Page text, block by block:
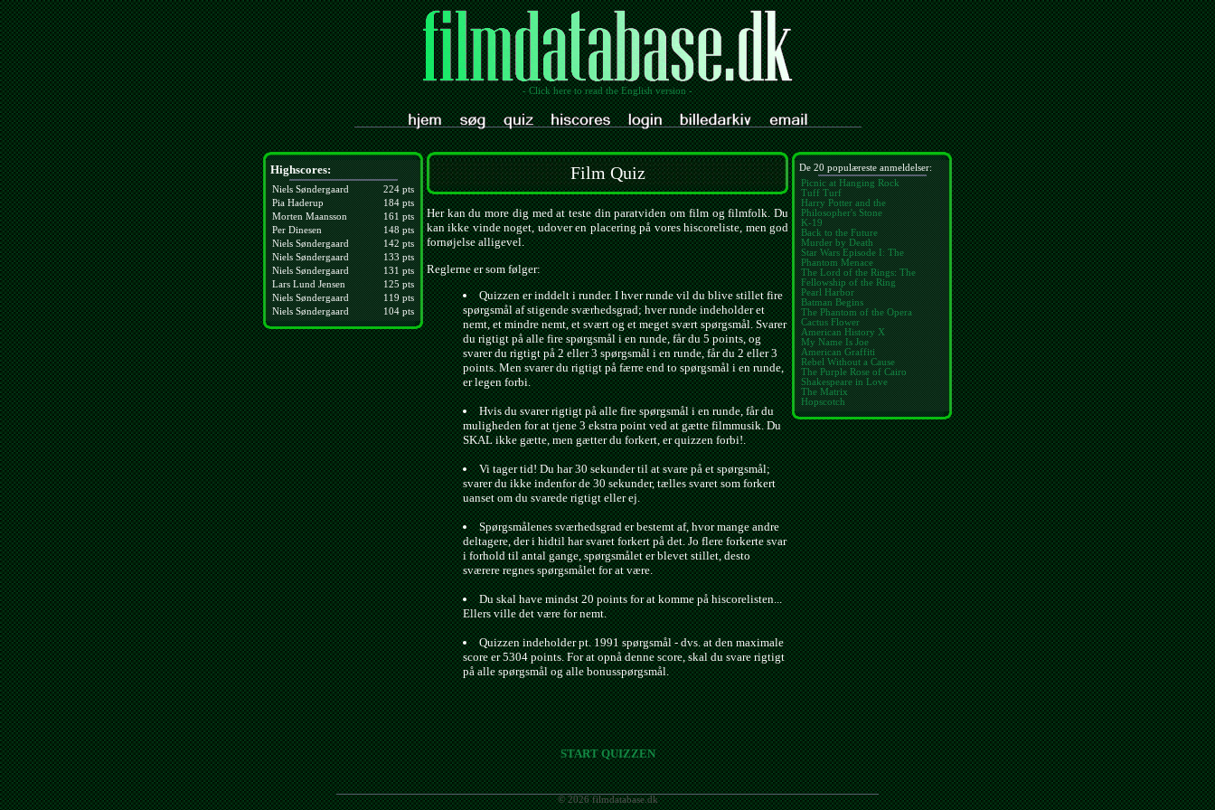
- Click here to read the English version -
Highscores:
Niels Søndergaard
224 pts
Pia Haderup
184 pts
Morten Maansson
161 pts
Per Dinesen
148 pts
Niels Søndergaard
142 pts
Niels Søndergaard
133 pts
Niels Søndergaard
131 pts
Lars Lund Jensen
125 pts
Niels Søndergaard
119 pts
Niels Søndergaard
104 pts
Film Quiz
Her kan du more dig med at teste din paratviden om film og filmfolk. Du
kan ikke vinde noget, udover en placering på vores hiscoreliste, men god
fornøjelse alligevel.
Reglerne er som følger:
Quizzen er inddelt i runder. I hver runde vil du blive stillet fire
spørgsmål af stigende sværhedsgrad; hver runde indeholder et
nemt, et mindre nemt, et svært og et meget svært spørgsmål. Svarer
du rigtigt på alle fire spørgsmål i en runde, får du 5 points, og
svarer du rigtigt på 2 eller 3 spørgsmål i en runde, får du 2 eller 3
points. Men svarer du rigtigt på færre end to spørgsmål i en runde,
er legen forbi.
Hvis du svarer rigtigt på alle fire spørgsmål i en runde, får du
muligheden for at tjene 3 ekstra point ved at gætte filmmusik. Du
SKAL ikke gætte, men gætter du forkert, er quizzen forbi!.
Vi tager tid! Du har 30 sekunder til at svare på et spørgsmål;
svarer du ikke indenfor de 30 sekunder, tælles svaret som forkert
uanset om du svarede rigtigt eller ej.
Spørgsmålenes sværhedsgrad er bestemt af, hvor mange andre
deltagere, der i hidtil har svaret forkert på det. Jo flere forkerte svar
i forhold til antal gange, spørgsmålet er blevet stillet, desto
sværere regnes spørgsmålet for at være.
Du skal have mindst 20 points for at komme på hiscorelisten...
Ellers ville det være for nemt.
Quizzen indeholder pt. 1991 spørgsmål - dvs. at den maximale
score er 5304 points. For at opnå denne score, skal du svare rigtigt
på alle spørgsmål og alle bonusspørgsmål.
START QUIZZEN
De 20 populæreste anmeldelser:
Picnic at Hanging Rock
Tuff Turf
Harry Potter and the
Philosopher's Stone
K-19
Back to the Future
Murder by Death
Star Wars Episode I: The
Phantom Menace
The Lord of the Rings: The
Fellowship of the Ring
Pearl Harbor
Batman Begins
The Phantom of the Opera
Cactus Flower
American History X
My Name Is Joe
American Graffiti
Rebel Without a Cause
The Purple Rose of Cairo
Shakespeare in Love
The Matrix
Hopscotch
© 2026 filmdatabase.dk